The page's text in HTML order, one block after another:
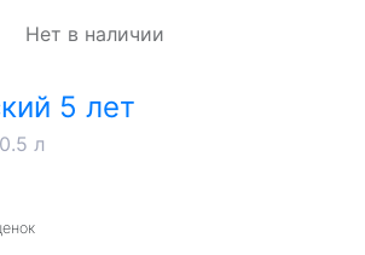
Нет в наличии
5 лет
л